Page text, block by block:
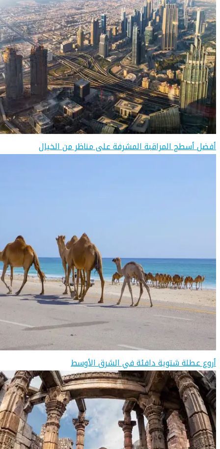
أفضل أسطح المراقبة المشرفة على مناظر من الخيال
أروع عطلة شتوية دافئة في الشرق الأوسط